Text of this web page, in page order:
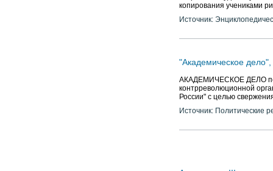
копирования учениками
Источник:
"Академическое
АКАДЕМИЧЕСКОЕ ДЕЛО по
контрреволюционной
России" с целью
Источник: Политические